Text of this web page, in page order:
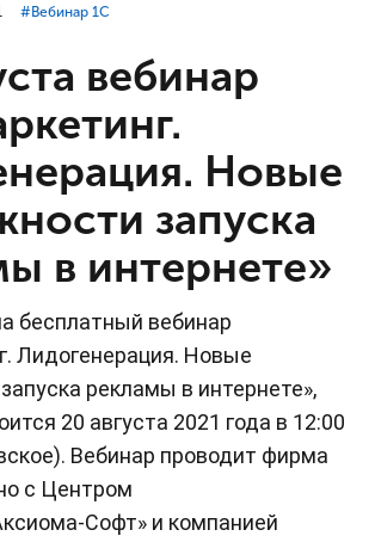
#⁣Вебинар 1С
вебинар
Новые
запуска
в интернете»
бесплатный вебинар
Лидогенерация. Новые
рекламы в интернете»,
20 августа 2021 года в 12:00
Вебинар проводит фирма
с Центром
Софт» и компанией